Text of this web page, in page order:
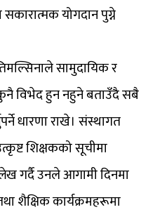
योगदान पुग्ने
सामुदायिक र
विभेद हुन नहुने बताउँदै सबै
धारणा राखे। संस्थागत
शिक्षकको सूचीमा
गर्दै उनले आगामी दिनमा
शैक्षिक कार्यक्रमहरूमा